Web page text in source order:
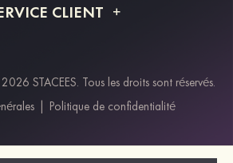
et remboursement
CLIENT
Modes de paiement
Klarna
STACEES. Tous les droits sont réservés.
| Politique de confidentialité